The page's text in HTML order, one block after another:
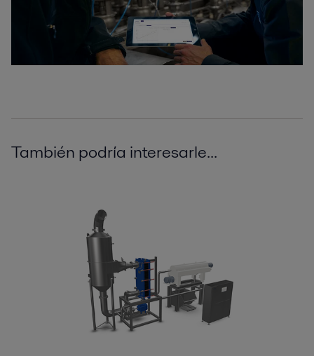
También podría interesarle...